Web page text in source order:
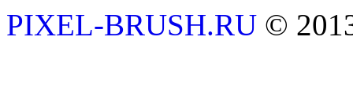
PIXEL-BRUSH.RU ©